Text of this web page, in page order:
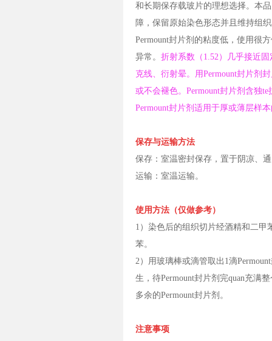
和长期保存载玻片的理想选择。本
障，保留原始染色形态并且维持组
Permount封片剂的粘度低，使用很
异常。 折射系数（1.52）几乎接近
克线、衍射晕。用Permount封片剂
或不会褪色。Permount封片剂含独
Permount封片剂适用于厚或薄层样
保存与运输方法
保存：室温密封保存，置于阴凉、
运输：室温运输。
使用方法（仅做参考）
1）染色后的组织切片经酒精和二甲
苯。
2）用玻璃棒或滴管取出1滴
生，待Permount封片剂完quan充满
多余的Permount封片剂。
注意事项